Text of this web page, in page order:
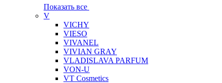
Показать все
V
VICHY
VIESO
VIVANEL
VIVIAN GRAY
VLADISLAVA PARFUM
VON-U
VT Cosmetics